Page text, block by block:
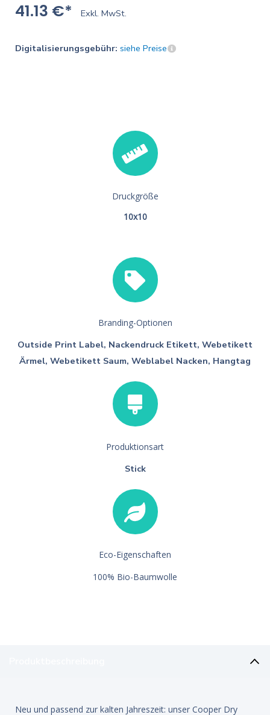
41.13 €* Exkl. MwSt.
Digitalisierungsgebühr: siehe Preise
Druckgröße
10x10
Branding-Optionen
Outside Print Label, Nackendruck Etikett, Webetikett
Ärmel, Webetikett Saum, Weblabel Nacken, Hangtag
Produktionsart
Stick
Eco-Eigenschaften
100% Bio-Baumwolle
Neu und passend zur kalten Jahreszeit: unser Cooper Dry